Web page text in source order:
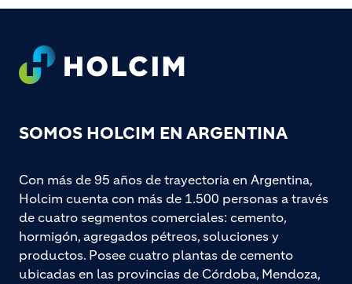
Footer
SOMOS HOLCIM EN ARGENTINA
Con más de 95 años de trayectoria en Argentina,
Holcim cuenta con más de 1.500 personas a través
de cuatro segmentos comerciales: cemento,
hormigón, agregados pétreos, soluciones y
productos. Posee cuatro plantas de cemento
ubicadas en las provincias de Córdoba, Mendoza,